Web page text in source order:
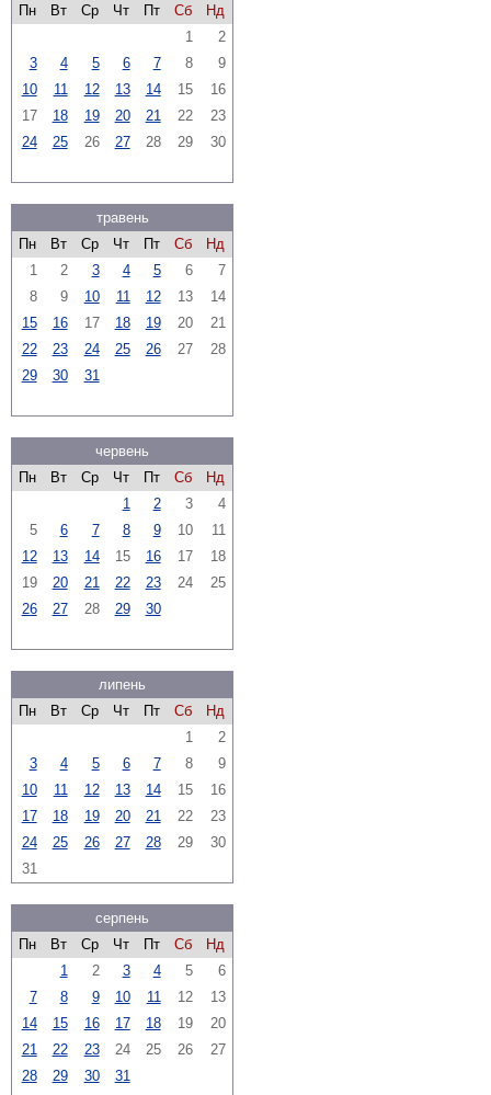
Пн
Вт Ср Чт Пт Сб
Нд
1
2
3
4 5 6 7 8
9
10
11 12 13 14 15
16
17
18 19 20 21 22
23
24
25 26 27 28 29 30
травень
Пн
Вт Ср Чт Пт Сб
Нд
1
2 3 4 5 6
7
8
9 10 11 12 13
14
15
16 17 18 19 20
21
22
23 24 25 26 27
28
29
30 31
червень
Пн
Вт Ср Чт Пт Сб
Нд
1
2 3
4
5
6 7 8 9 10
11
12
13 14 15 16 17
18
19
20 21 22 23 24
25
26
27 28 29 30
липень
Пн
Вт Ср Чт Пт Сб
Нд
1
2
3
4 5 6 7 8
9
10
11 12 13 14 15
16
17
18 19 20 21 22
23
24
25 26 27 28 29
30
31
серпень
Пн
Вт Ср Чт Пт Сб
Нд
1
2 3 4 5
6
7
8 9 10 11 12
13
14
15 16 17 18 19
20
21
22 23 24 25 26
27
28
29 30 31